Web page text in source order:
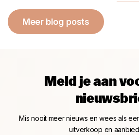
Meer blog posts
Meld je aan
Mis nooit meer nieuws en wees als
uitverkoop en